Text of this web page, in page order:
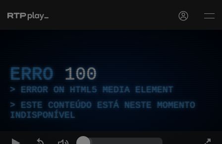
ERRO 100
ERROR ON HTML5 MEDIA ELEMENT
ESTE CONTEÚDO ESTÁ NESTE MOMENTO
INDISPONÍVEL